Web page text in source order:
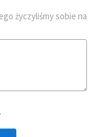
życzyliśmy sobie na